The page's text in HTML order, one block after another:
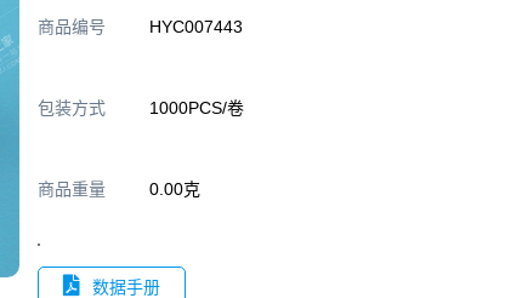
商品编号 HYC007443
包装方式 1000PCS/卷
商品重量 0.00克
数据手册